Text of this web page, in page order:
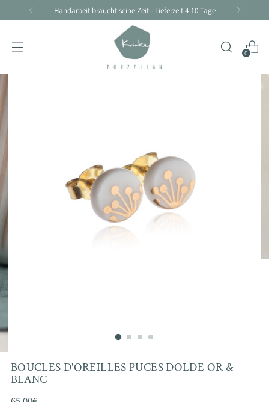
Handarbeit braucht seine Zeit - Lieferzeit 4-10 Tage
0
BOUCLES D'OREILLES PUCES DOLDE OR &
BLANC